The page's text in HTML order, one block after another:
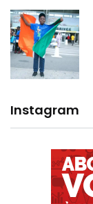
Instagram